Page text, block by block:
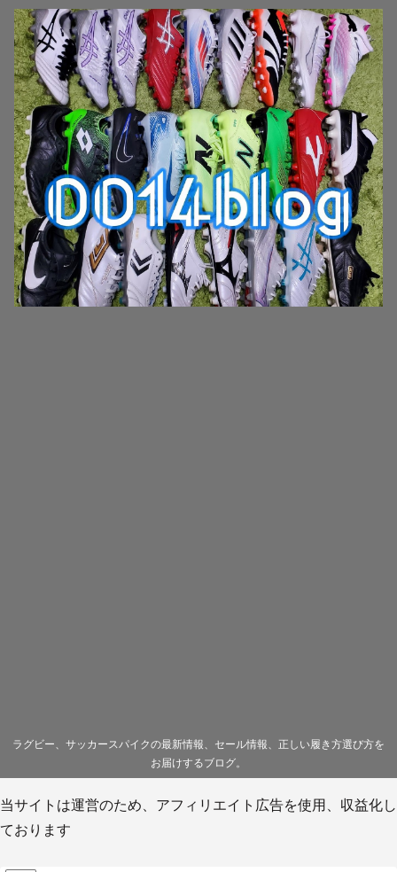
ラグビー、サッカースパイクの最新情報、セール情報、正しい履き方選び方を
お届けするブログ。
当サイトは運営のため、アフィリエイト広告を使用、収益化し
ております